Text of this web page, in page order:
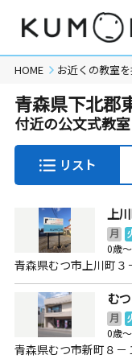
HOME お近くの教室
青森県下北郡
付近の公文式教室
リスト
上
月
0歳
青森県むつ市上川町３
む
月
0歳
青森県むつ市新町８